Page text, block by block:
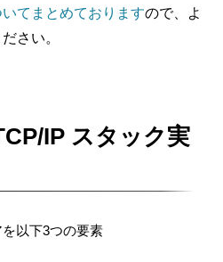
てまとめておりますので、よ
さい。
IP スタック実
以下3つの要素